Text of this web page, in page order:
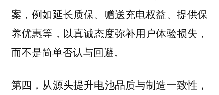
案 ，例如延长质保、赠送充电权益、提供保
养优惠等，以真诚态度弥补用户体验损失，
而不是简单否认与回避。
第四， 从源头提升电池品质与制造一致性 ，